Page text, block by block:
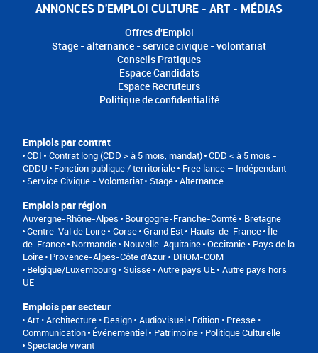
ANNONCES D'EMPLOI CULTURE - ART - MÉDIAS
Offres d'Emploi
Stage - alternance - service civique - volontariat
Conseils Pratiques
Espace Candidats
Espace Recruteurs
Politique de confidentialité
Emplois par contrat
CDI Contrat long (CDD > à 5 mois, mandat) CDD < à 5 mois -
CDDU
Fonction publique / territoriale
Free lance – Indépendant
Service Civique - Volontariat
Stage Alternance
Emplois par région
Auvergne-Rhône-Alpes Bourgogne-Franche-Comté
Bretagne
Centre-Val de Loire Corse Grand Est Hauts-de-France Île-
de-France Normandie Nouvelle-Aquitaine Occitanie
Pays de la
Loire Provence-Alpes-Côte d'Azur
DROM-COM
Belgique/Luxembourg
Suisse Autre pays UE Autre pays hors
UE
Emplois par secteur
Art • Architecture • Design Audiovisuel Edition • Presse •
Communication Événementiel
Patrimoine • Politique Culturelle
Spectacle vivant